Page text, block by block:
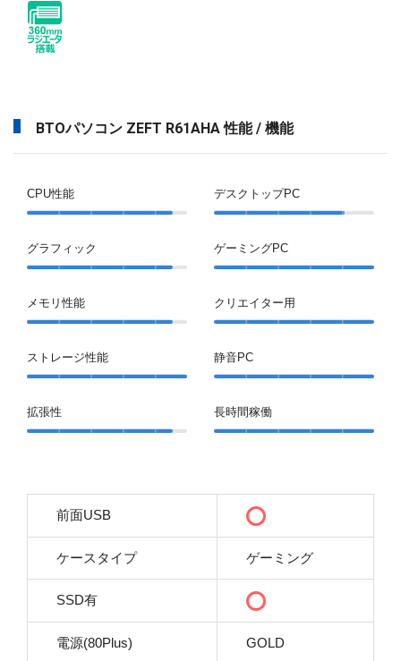
BTOパソコン ZEFT R61AHA 性能 / 機能
CPU性能
グラフィック
メモリ性能
ストレージ性能
拡張性
デスクトップPC
ゲーミングPC
クリエイター用
静音PC
長時間稼働
前面USB
ケースタイプ ゲーミング
SSD有
電源(80Plus) GOLD